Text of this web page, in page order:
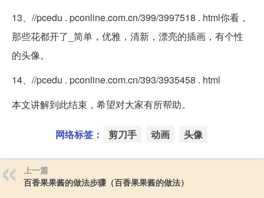
13、//pcedu . pconline.com.cn/399/3997518 . html你看，
那些花都开了_简单，优雅，清新，漂亮的插画，有个性
的头像。
14、//pcedu . pconline.com.cn/393/3935458 . html
本文讲解到此结束，希望对大家有所帮助。
网络标签： 剪刀手 动画 头像
上一篇
百香果果酱的做法步骤（百香果果酱的做法）